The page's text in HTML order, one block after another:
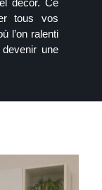
décor. Ce
tous vos
l’on ralenti
une